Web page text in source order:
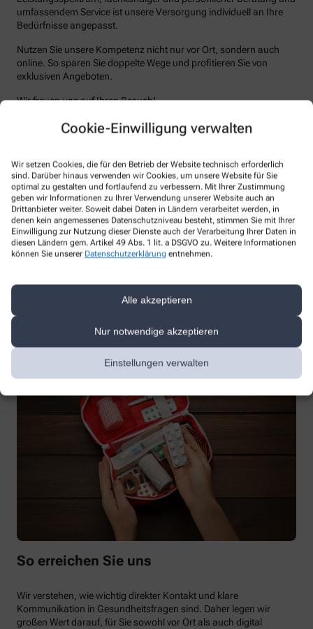
Cookie-Einwilligung verwalten
Wir setzen Cookies, die für den Betrieb der Website technisch erforderlich
sind. Darüber hinaus verwenden wir Cookies, um unsere Website für Sie
optimal zu gestalten und fortlaufend zu verbessern. Mit Ihrer Zustimmung
geben wir Informationen zu Ihrer Verwendung unserer Website auch an
Drittanbieter weiter. Soweit dabei Daten in Ländern verarbeitet werden, in
denen kein angemessenes Datenschutzniveau besteht, stimmen Sie mit Ihrer
Einwilligung zur Nutzung dieser Dienste auch der Verarbeitung Ihrer Daten in
diesen Ländern gem. Artikel 49 Abs. 1 lit. a DSGVO zu. Weitere Informationen
können Sie unserer Datenschutzerklärung entnehmen.
Alle akzeptieren
Nur notwendige akzeptieren
Einstellungen verwalten
umfassendem Service ist unsere Versorgung individuell an Ihre
Bedürfnisse angepasst.
Nutzen Sie unsere Kompetenz nicht nur vor Ort, sondern auch
online. So sparen Sie doppelte Wege und profitieren Sie von
exklusiven Angeboten.
Wir freuen uns auf Ihren Besuch!
Unsere Leistungen
Alle Leistungen
So bestellen Sie online bei uns vor
Wir sind für Sie da – vor Ort und digital
Unsere Apotheke steht nicht nur als vertrauenswürdiger Ort in
Verfügung. Vor Ort bieten wir Ihnen eine persönliche Beratung
und Betreuung an. Online stehen wir Ihnen mit derselben
physisch und digital, bleiben wir Ihr verlässlicher Partner in allen
Gesundheitsfragen.
So erreichen Sie uns
Wir verstehen, wie wichtig direkter Kontakt und klare
Kommunikation in Gesundheitsfragen sind. Daher legen wir
großen Wert darauf, für Sie sowohl vor Ort als auch digital